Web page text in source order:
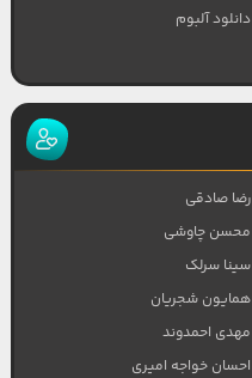
دانلود آلبوم
رضا صادقی
محسن چاوشی
سینا سرلک
همایون شجریان
مهدی احمدوند
احسان خواجه امیری